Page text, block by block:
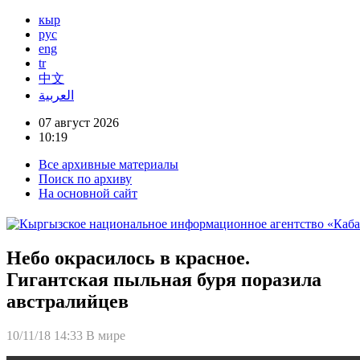
кыр
рус
eng
tr
中文
العربية
07 август 2026
10:19
Все архивные материалы
Поиск по архиву
На основной сайт
Небо окрасилось в красное.
Гигантская пыльная буря поразила
австралийцев
10/11/18 14:33 В мире